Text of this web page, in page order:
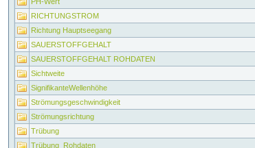
RICHTUNGSTROM
Richtung Hauptseegang
SAUERSTOFFGEHALT
SAUERSTOFFGEHALT ROHDATEN
Sichtweite
SignifikanteWellenhöhe
Strömungsgeschwindigkeit
Strömungsrichtung
Trübung
Trübung_Rohdaten